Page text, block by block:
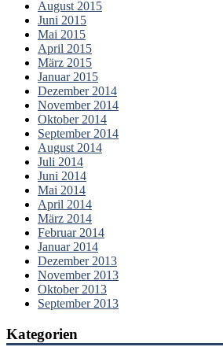
August 2015
Juni 2015
Mai 2015
April 2015
März 2015
Januar 2015
Dezember 2014
November 2014
Oktober 2014
September 2014
August 2014
Juli 2014
Juni 2014
Mai 2014
April 2014
März 2014
Februar 2014
Januar 2014
Dezember 2013
November 2013
Oktober 2013
September 2013
Kategorien